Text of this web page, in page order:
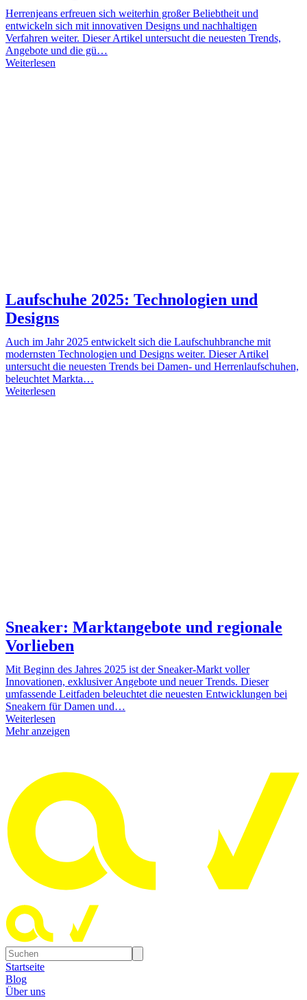
Herrenjeans erfreuen sich weiterhin großer Beliebtheit und
entwickeln sich mit innovativen Designs und nachhaltigen
Verfahren weiter. Dieser Artikel untersucht die neuesten Trends,
Angebote und die gü…
Weiterlesen
Laufschuhe 2025: Technologien und
Designs
Auch im Jahr 2025 entwickelt sich die Laufschuhbranche mit
modernsten Technologien und Designs weiter. Dieser Artikel
untersucht die neuesten Trends bei Damen- und Herrenlaufschuhen,
beleuchtet Markta…
Weiterlesen
Sneaker: Marktangebote und regionale
Vorlieben
Mit Beginn des Jahres 2025 ist der Sneaker-Markt voller
Innovationen, exklusiver Angebote und neuer Trends. Dieser
umfassende Leitfaden beleuchtet die neuesten Entwicklungen bei
Sneakern für Damen und…
Weiterlesen
Mehr anzeigen
Startseite
Blog
Über uns